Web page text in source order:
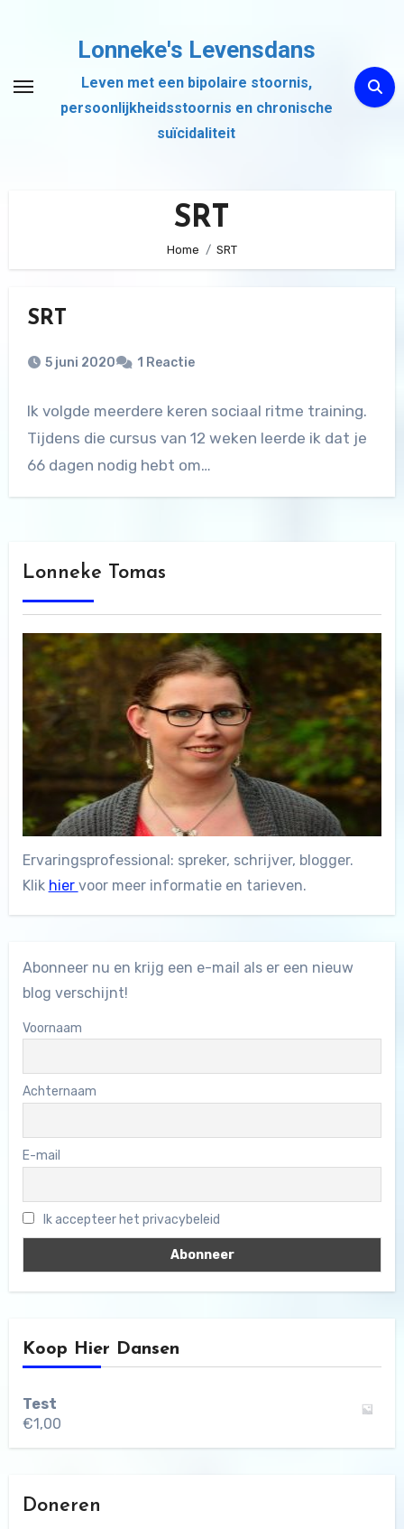
inhoud
Lonneke's Levensdans
Leven met een bipolaire stoornis,
persoonlijkheidsstoornis en chronische
suïcidaliteit
SRT
Home SRT
SRT
5 juni 2020 1 Reactie
Ik volgde meerdere keren sociaal ritme training.
Tijdens die cursus van 12 weken leerde ik dat je
66 dagen nodig hebt om…
Lonneke Tomas
Ervaringsprofessional: spreker, schrijver, blogger.
Klik hier voor meer informatie en tarieven.
Abonneer nu en krijg een e-mail als er een nieuw
blog verschijnt!
Voornaam
Achternaam
E-mail
Ik accepteer het privacybeleid
Koop Hier Dansen
Test
€1,00
Doneren